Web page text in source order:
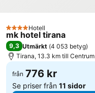
4 Stjärnor
Hotell
mk hotel tirana
9,3 Utmärkt (4 053 betyg)
Tirana, 13.3 km till Centrum
från 776 kr
Se priser från 11 sidor